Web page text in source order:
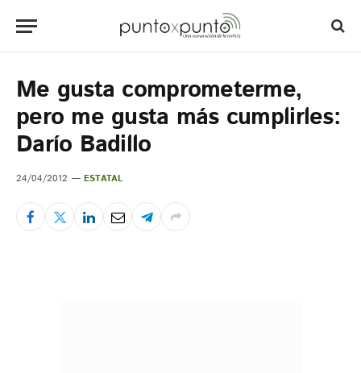
Me gusta comprometerme,
pero me gusta más cumplirles:
Darío Badillo
24/04/2012 ESTATAL